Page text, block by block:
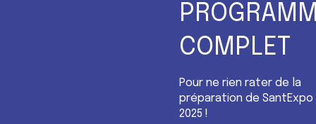
COMPLET
Pour ne rien rater de la
préparation de SantExpo
2025 !